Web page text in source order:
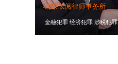
北京长阅律师事务所
金融犯罪 经济犯罪 涉税犯罪